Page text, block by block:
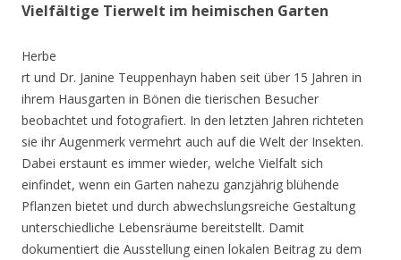
Vielfältige Tierwelt im heimischen Garten
Herbe
rt und Dr. Janine Teuppenhayn haben seit über 15 Jahren in
ihrem Hausgarten in Bönen die tierischen Besucher
beobachtet und fotografiert. In den letzten Jahren richteten
sie ihr Augenmerk vermehrt auch auf die Welt der Insekten.
Dabei erstaunt es immer wieder, welche Vielfalt sich
einfindet, wenn ein Garten nahezu ganzjährig blühende
Pflanzen bietet und durch abwechslungsreiche Gestaltung
unterschiedliche Lebensräume bereitstellt. Damit
dokumentiert die Ausstellung einen lokalen Beitrag zu dem